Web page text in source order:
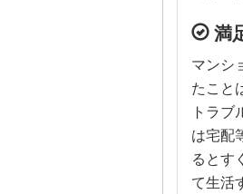
満
マンシ
たこと
トラ
は宅配
るとす
て生活